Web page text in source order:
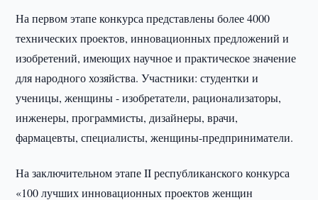
На первом этапе конкурса представлены более 4000
технических проектов, инновационных предложений и
изобретений, имеющих научное и практическое значение
для народного хозяйства. Участники: студентки и
ученицы, женщины - изобретатели, рационализаторы,
инженеры, программисты, дизайнеры, врачи,
фармацевты, специалисты, женщины-предприниматели.
На заключительном этапе II республиканского конкурса
«100 лучших инновационных проектов женщин